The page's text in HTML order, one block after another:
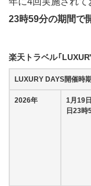
23時59分の期間で
楽天トラベル「
LUXURY DAYS開催時
2026年
1月19
日23時